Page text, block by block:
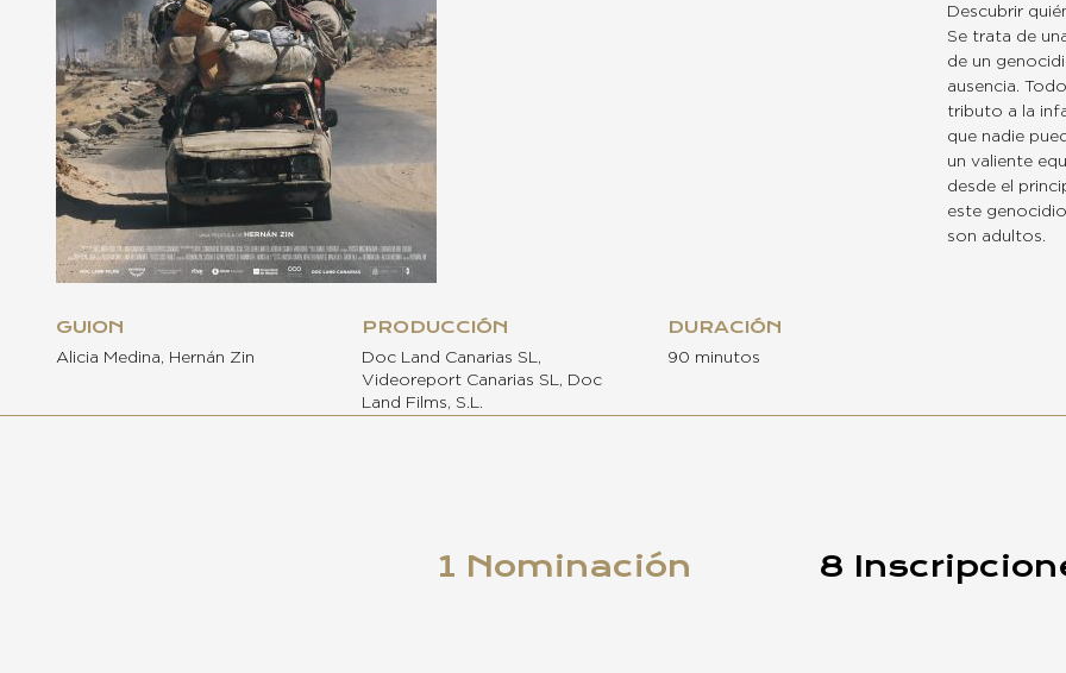
Descubrir
Se trata de
de un
ausencia.
tributo a la
que nadie
un valiente
desde el
este
son adultos.
GUION
Alicia Medina, Hernán Zin
PRODUCCIÓN
Doc Land Canarias SL,
Videoreport Canarias SL, Doc
Land Films, S.L.
DURACIÓN
90 minutos
1 Nominación 8